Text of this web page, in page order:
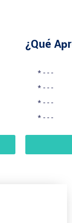
¿Qué
* - - -
* - - -
* - - -
* - - -